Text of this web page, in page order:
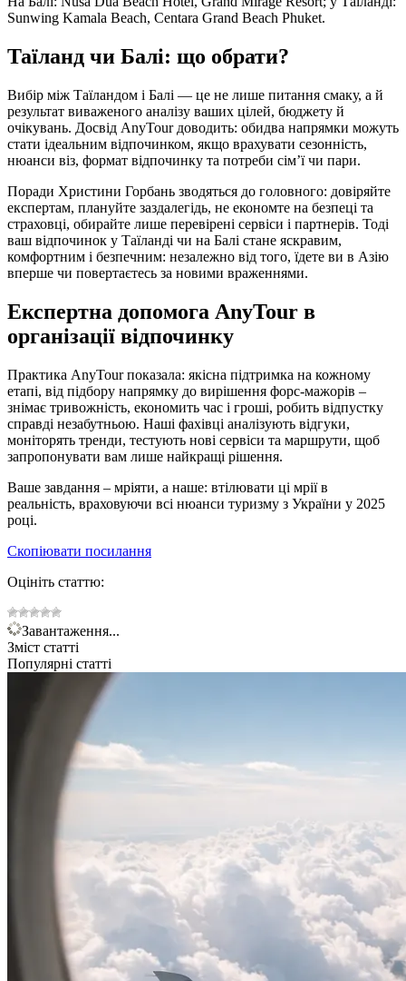
Sunwing Kamala Beach, Centara Grand Beach Phuket.
Таїланд чи Балі: що обрати?
Вибір між Таїландом і Балі — це не лише питання смаку, а й
результат виваженого аналізу ваших цілей, бюджету й
очікувань. Досвід AnyTour доводить: обидва напрямки можуть
стати ідеальним відпочинком, якщо врахувати сезонність,
нюанси віз, формат відпочинку та потреби сім’ї чи пари.
Поради Христини Горбань зводяться до головного: довіряйте
експертам, плануйте заздалегідь, не економте на безпеці та
страховці, обирайте лише перевірені сервіси і партнерів. Тоді
ваш відпочинок у Таїланді чи на Балі стане яскравим,
комфортним і безпечним: незалежно від того, їдете ви в Азію
вперше чи повертаєтесь за новими враженнями.
Експертна допомога AnyTour в
організації відпочинку
Практика AnyTour показала: якісна підтримка на кожному
етапі, від підбору напрямку до вирішення форс-мажорів –
знімає тривожність, економить час і гроші, робить відпустку
справді незабутньою. Наші фахівці аналізують відгуки,
моніторять тренди, тестують нові сервіси та маршрути, щоб
запропонувати вам лише найкращі рішення.
Ваше завдання – мріяти, а наше: втілювати ці мрії в
реальність, враховуючи всі нюанси туризму з України у 2025
році.
Скопіювати посилання
Оцініть статтю:
Завантаження...
Зміст статті
Популярні статті